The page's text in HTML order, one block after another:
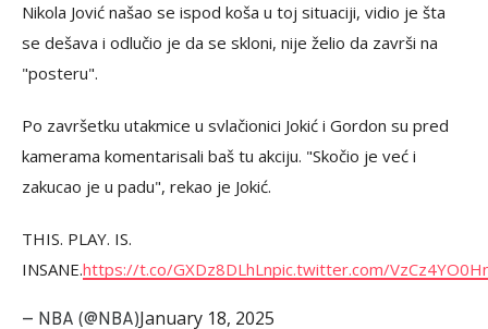
Nikola Jović našao se ispod koša u toj situaciji, vidio je šta
se dešava i odlučio je da se skloni, nije želio da završi na
"posteru".
Po završetku utakmice u svlačionici Jokić i Gordon su pred
kamerama komentarisali baš tu akciju. "Skočio je već i
zakucao je u padu", rekao je Jokić.
THIS. PLAY. IS.
INSANE.https://t.co/GXDz8DLhLnpic.twitter.com/
— NBA (@NBA)January 18, 2025